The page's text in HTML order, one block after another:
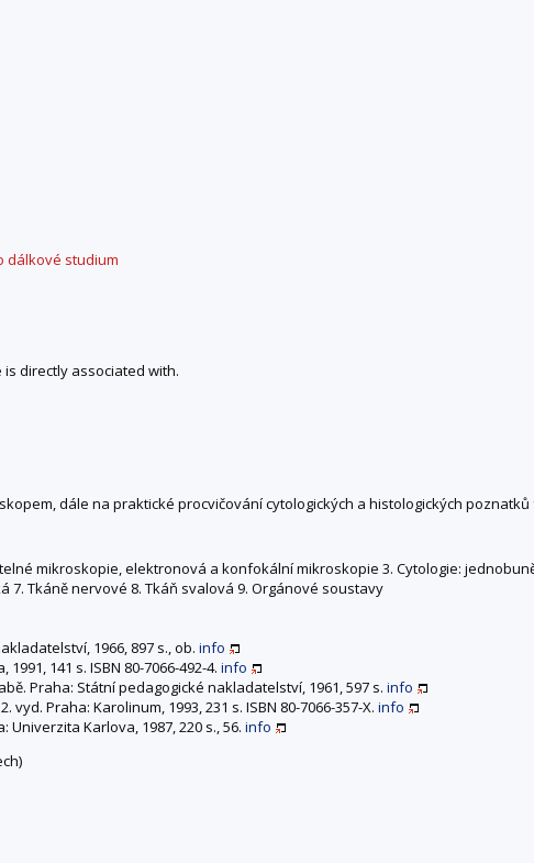
dálkové studium
directly associated with.
dále na praktické procvičování cytologických a histologických
mikroskopie, elektronová a konfokální mikroskopie 3. Cytologie:
7. Tkáně nervové 8. Tkáň svalová 9. Orgánové soustavy
1966, 897 s., ob. info
141 s. ISBN 80-7066-492-4. info
Praha: Státní pedagogické nakladatelství, 1961, 597 s. info
vyd. Praha: Karolinum, 1993, 231 s. ISBN 80-7066-357-X. info
Univerzita Karlova, 1987, 220 s., 56. info